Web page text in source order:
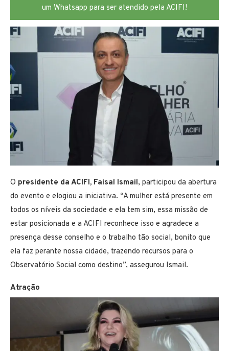
um Whatsapp para ser atendido pela ACIFI!
O presidente da ACIFI, Faisal Ismail, participou da abertura
do evento e elogiou a iniciativa. “A mulher está presente em
todos os níveis da sociedade e ela tem sim, essa missão de
estar posicionada e a ACIFI reconhece isso e agradece a
presença desse conselho e o trabalho tão social, bonito que
ela faz perante nossa cidade, trazendo recursos para o
Observatório Social como destino”, assegurou Ismail.
Atração